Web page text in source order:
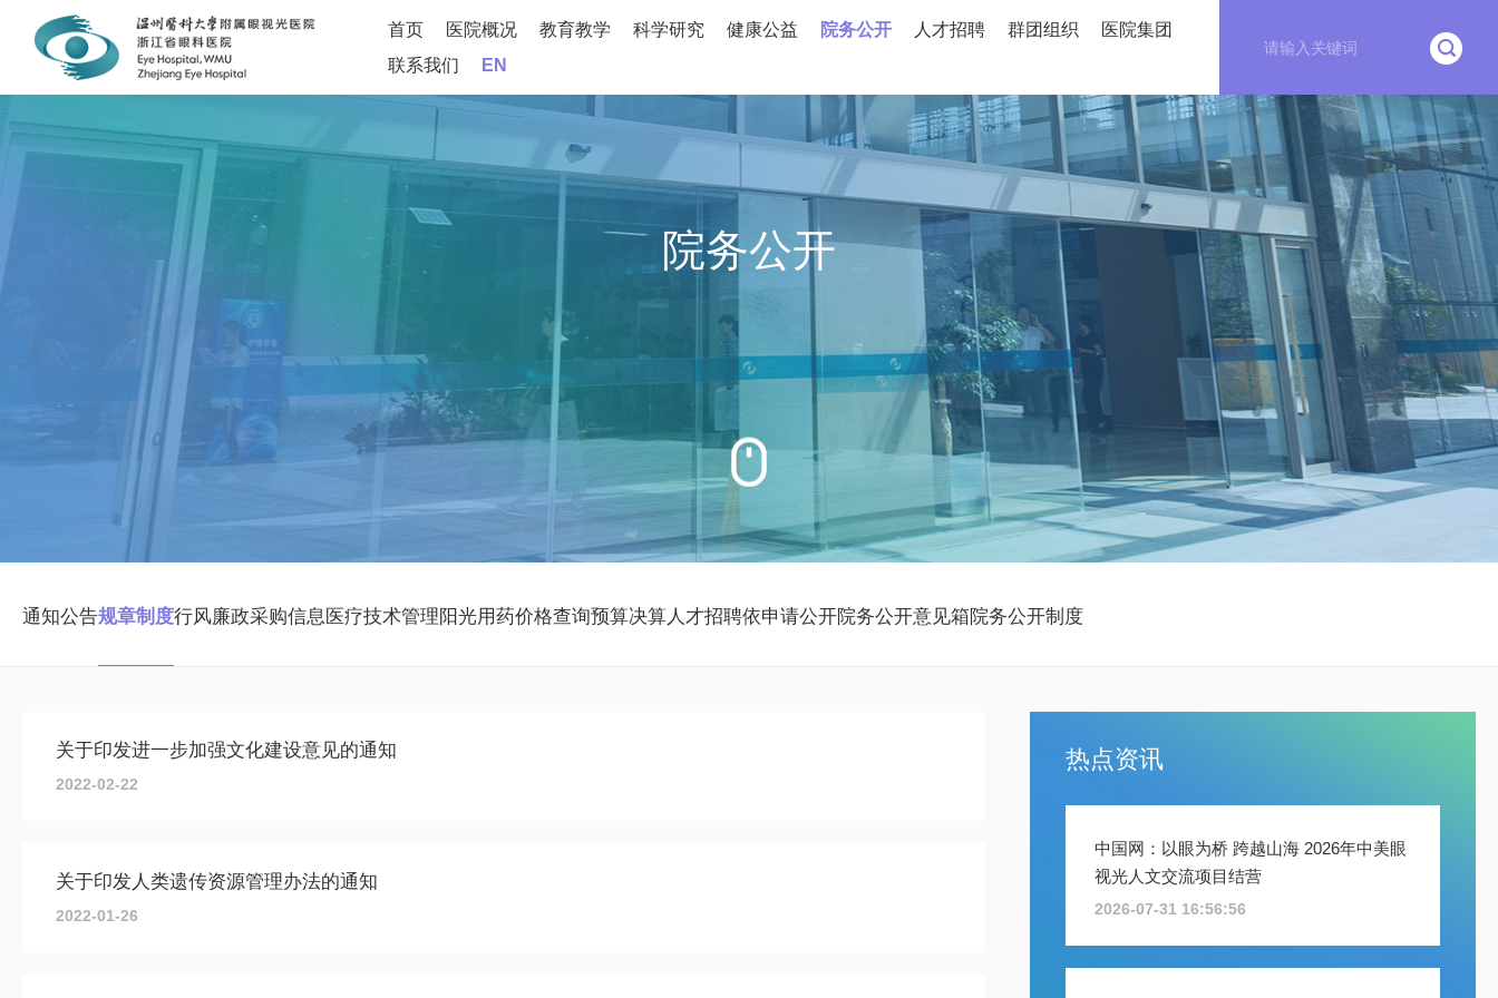
首页 医院概况 教育教学 科学研究 健康公益 院务公开 人才招聘 群团组织
医院集团
联系我们
EN
院务公开
通知公告规章制度行风廉政采购信息医疗技术管理阳光用药价格查询预算决算人才招聘依申请公开院务公开意见箱院务公开制度
关于印发进一步加强文化建设意见的通知
2022-02-22
关于印发人类遗传资源管理办法的通知
2022-01-26
热点资讯
中国网：以眼为桥 跨越山海 2026年中美眼
视光人文交流项目结营
2026-07-31 16:56:56